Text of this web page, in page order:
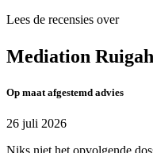
Lees de recensies over
Mediation
Op maat afgestemd advies
26 juli 2026
Niks niet het opvolgende